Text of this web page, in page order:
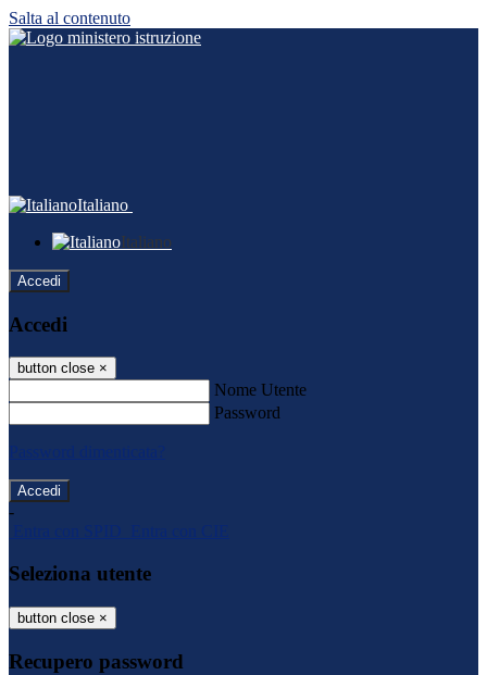
Salta al contenuto
Italiano
Italiano
Accedi
Accedi
button close ×
Nome Utente
Password
Password dimenticata?
-
Entra con SPID
Entra con CIE
Seleziona utente
button close ×
Recupero password